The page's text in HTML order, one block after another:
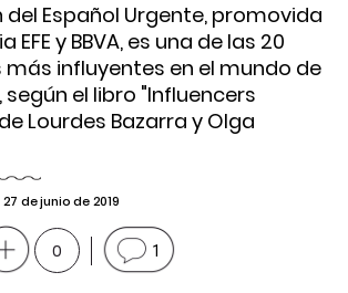
del Español Urgente, promovida
EFE y BBVA, es una de las 20
influyentes en el mundo de
según el libro "Influencers
Lourdes Bazarra y Olga
de junio de 2019
0 1